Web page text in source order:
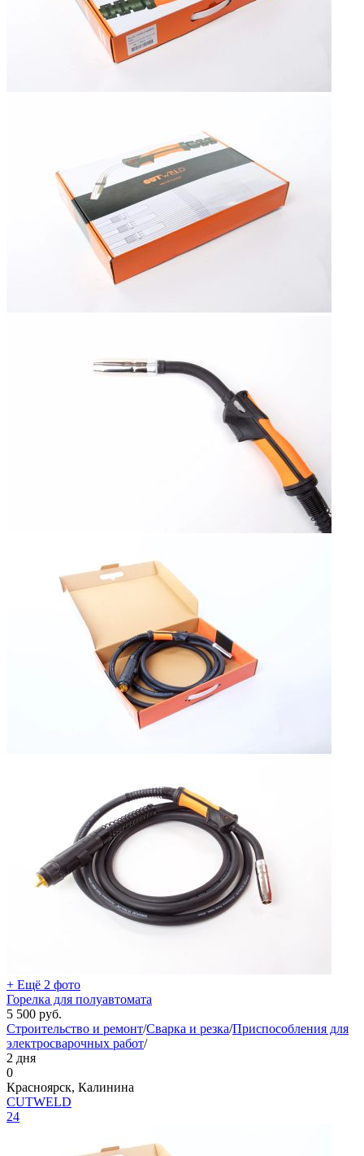
+ Ещё 2 фото
Горелка для полуавтомата
5 500 руб.
Строительство и ремонт/Сварка и резка/Приспособления для
электросварочных работ/
2 дня
0
Красноярск, Калинина
СUTWELD
24